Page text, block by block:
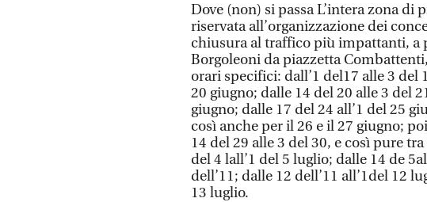
Dove (non) si passa L’intera zona di
riservata all’organizzazione dei
chiusura al traffico più impattanti, a
Borgoleoni da piazzetta
orari specifici: dall’1 del17 alle 3 del
20 giugno; dalle 14 del 20 alle 3 del
giugno; dalle 17 del 24 all’1 del 25
così anche per il 26 e il 27 giugno;
14 del 29 alle 3 del 30, e così pure
del 4 lall’1 del 5 luglio; dalle 14 de
dell’11; dalle 12 dell’11 all’1del 12
13 luglio.